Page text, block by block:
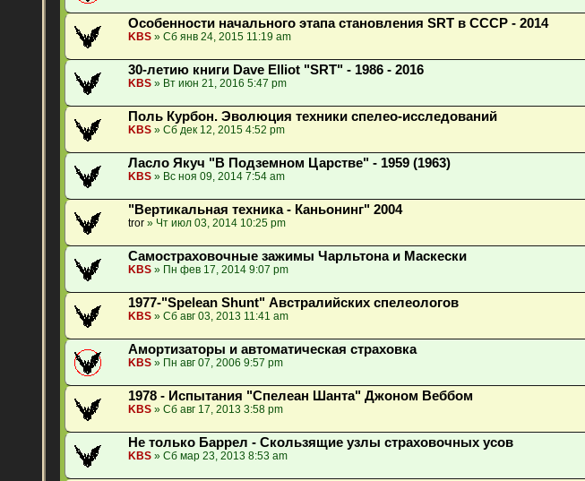
Особенности начального этапа становления SRT в СССР - 2014
KBS » Сб янв 24, 2015 11:19 am
30-летию книги Dave Elliot "SRT" - 1986 - 2016
KBS » Вт июн 21, 2016 5:47 pm
Поль Курбон. Эволюция техники спелео-исследований
KBS » Сб дек 12, 2015 4:52 pm
Ласло Якуч "В Подземном Царстве" - 1959 (1963)
KBS » Вс ноя 09, 2014 7:54 am
"Вертикальная техника - Каньонинг" 2004
tror » Чт июл 03, 2014 10:25 pm
Самостраховочные зажимы Чарльтона и Маскески
KBS » Пн фев 17, 2014 9:07 pm
1977-"Spelean Shunt" Австралийских спелеологов
KBS » Сб авг 03, 2013 11:41 am
Амортизаторы и автоматическая страховка
KBS » Пн авг 07, 2006 9:57 pm
1978 - Испытания "Спелеан Шанта" Джоном Веббом
KBS » Сб авг 17, 2013 3:58 pm
Не только Баррел - Скользящие узлы страховочных усов
KBS » Сб мар 23, 2013 8:53 am